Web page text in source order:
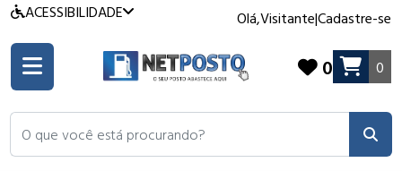
ACESSIBILIDADE Olá,Visitante|Cadastre-se
O que você está procurando?
0 0